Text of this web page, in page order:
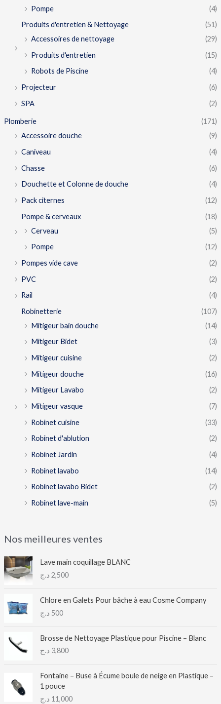
Pompe
(4)
Produits d'entretien & Nettoyage
(51)
Accessoires de nettoyage
(29)
Produits d'entretien
(15)
Robots de Piscine
(4)
Projecteur
(6)
SPA
(2)
Plomberie
(171)
Accessoire douche
(9)
Caniveau
(4)
Chasse
(6)
Douchette et Colonne de douche
(4)
Pack citernes
(12)
Pompe & cerveaux
(18)
Cerveau
(5)
Pompe
(12)
Pompes vide cave
(2)
PVC
(2)
Rail
(4)
Robinetterie
(107)
Mitigeur bain douche
(14)
Mitigeur Bidet
(3)
Mitigeur cuisine
(2)
Mitigeur douche
(16)
Mitigeur Lavabo
(2)
Mitigeur vasque
(7)
Robinet cuisine
(33)
Robinet d'ablution
(2)
Robinet Jardin
(4)
Robinet lavabo
(14)
Robinet lavabo Bidet
(2)
Robinet lave-main
(5)
Nos meilleures ventes
Lave main coquillage BLANC
2,500 د.ج
Chlore en Galets Pour bâche à eau Cosme Company
500 د.ج
Brosse de Nettoyage Plastique pour Piscine – Blanc
3,800 د.ج
Fontaine – Buse à Écume boule de neige en Plastique –
1 pouce
11,000 د.ج